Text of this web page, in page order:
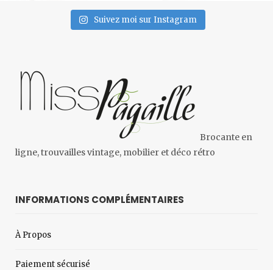
Suivez moi sur Instagram
Brocante en
ligne, trouvailles vintage, mobilier et déco rétro
INFORMATIONS COMPLÉMENTAIRES
À Propos
Paiement sécurisé